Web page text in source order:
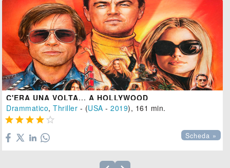
C'ERA UNA VOLTA... A HOLLYWOOD
Drammatico,Thriller - (USA -2019), 161 min.
    
Scheda »